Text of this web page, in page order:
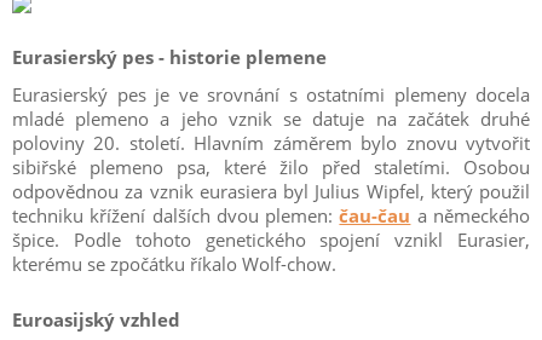
Eurasierský pes - historie plemene
Eurasierský pes je ve srovnání s ostatními plemeny docela
mladé plemeno a jeho vznik se datuje na začátek druhé
poloviny 20. století. Hlavním záměrem bylo znovu vytvořit
sibiřské plemeno psa, které žilo před staletími. Osobou
odpovědnou za vznik eurasiera byl Julius Wipfel, který použil
techniku křížení dalších dvou plemen:čau-čau a německého
špice. Podle tohoto genetického spojení vznikl Eurasier,
kterému se zpočátku říkalo Wolf-chow.
Euroasijský vzhled